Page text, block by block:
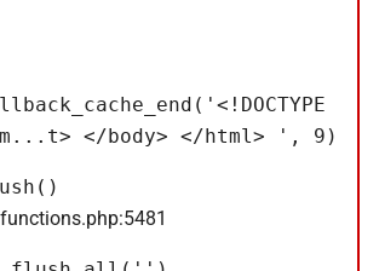
</body> </html> ', 9)